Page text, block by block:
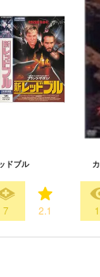
ドブル
7 2.1